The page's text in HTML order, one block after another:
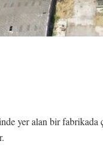
yer alan bir fabrikada